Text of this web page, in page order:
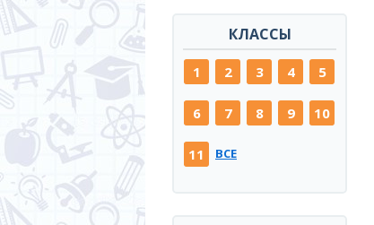
КЛАССЫ
1 2 3 4 5
6 7 8 9 10
11 ВСЕ